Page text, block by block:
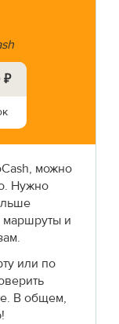
₽
можно
Нужно
маршруты и
или по
В общем,